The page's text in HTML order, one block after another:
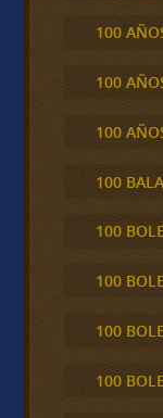
100
100
100
100
100
100
100
100